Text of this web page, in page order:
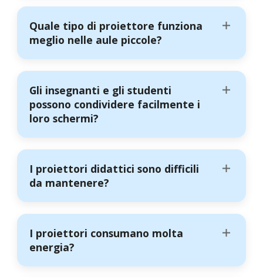
Quale tipo di proiettore funziona
meglio nelle aule piccole?
Gli insegnanti e gli studenti
possono condividere facilmente i
loro schermi?
I proiettori didattici sono difficili
da mantenere?
I proiettori consumano molta
energia?